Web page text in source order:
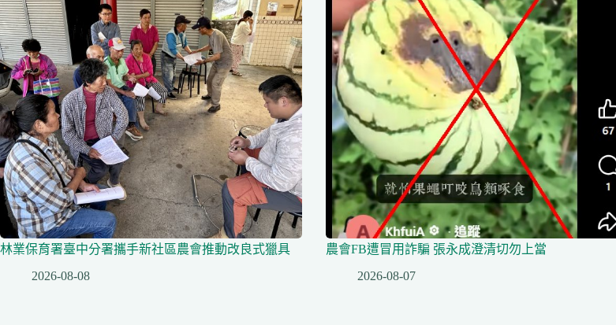
林業保育署臺中分署攜手新社區農會推動改良式獵具
2026-08-08
農會FB遭冒用詐騙 張永成澄清切勿上當
2026-08-07